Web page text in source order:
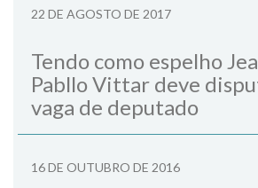
22 DE AGOSTO DE 2017
Tendo como espelho
Pabllo Vittar deve
vaga de deputado
16 DE OUTUBRO DE 2016